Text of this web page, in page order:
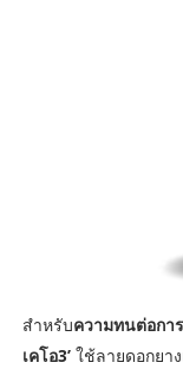
สำหรับความทนต่อกา
เคโอ3’ใช้ลายดอกยา